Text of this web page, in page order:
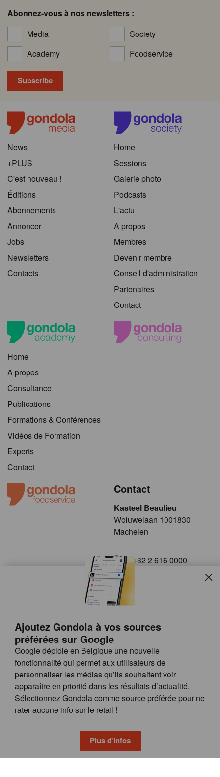
Ajoutez Gondola à vos sources
préférées sur Google
Google déploie en Belgique une nouvelle
fonctionnalité qui permet aux utilisateurs de
personnaliser les médias qu’ils souhaitent voir
apparaître en priorité dans les résultats d’actualité.
Sélectionnez Gondola comme source préférée pour ne
rater aucune info sur le retail !
Plus d'infos
Abonnez-vous à nos newsletters :
Media
Society
Academy
Foodservice
News
+PLUS
C'est nouveau !
Éditions
Abonnements
Annoncer
Jobs
Newsletters
Contacts
Home
Sessions
Galerie photo
Podcasts
L'actu
A propos
Membres
Devenir membre
Conseil d'administration
Partenaires
Contact
Home
A propos
Consultance
Publications
Formations & Conférences
Vidéos de Formation
Experts
Contact
Contact
Kasteel Beaulieu
​​​Woluwelaan 1001830
Machelen
+32 2 616 0000
Follow us on
© GONDOLA GROUP
FAQ
CONDITIONS GÉNÉRALES
PRIVACY & COOKIE POLICY
wieni